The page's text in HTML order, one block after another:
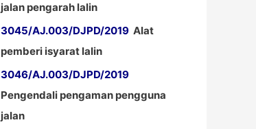
jalan pengarah lalin
3045/AJ.003/DJPD/2019 Alat
pemberi isyarat lalin
3046/AJ.003/DJPD/2019
Pengendali pengaman pengguna
jalan